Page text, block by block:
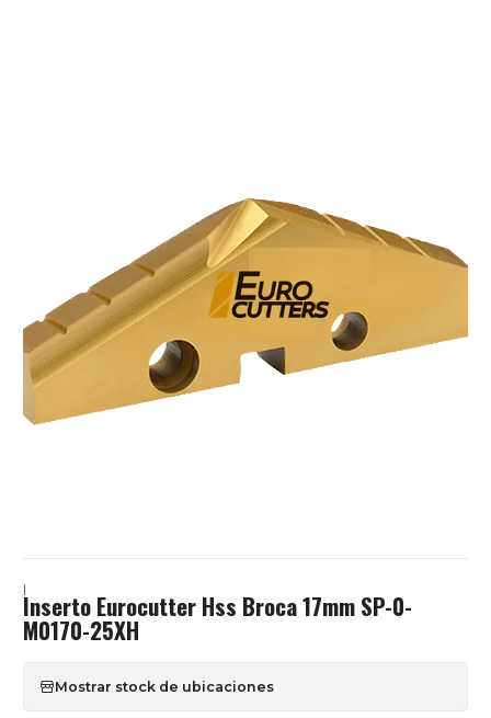
|
Inserto Eurocutter Hss Broca 17mm SP-0-
M0170-25XH
Mostrar stock de ubicaciones